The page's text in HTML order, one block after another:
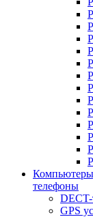
телефоны
GPS